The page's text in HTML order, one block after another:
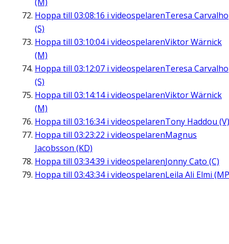
Hoppa till 03:08:16 i videospelarenTeresa Carvalho
(S)
Hoppa till 03:10:04i videospelarenViktor Wärnick
(M)
Hoppa till 03:12:07 i videospelarenTeresa Carvalho
(S)
Hoppa till 03:14:14i videospelarenViktor Wärnick
(M)
Hoppa till 03:16:34i videospelarenTony Haddou (V)
Hoppa till 03:23:22 i videospelarenMagnus
Jacobsson (KD)
Hoppa till 03:34:39 i videospelarenJonny Cato (C)
Hoppa till 03:43:34i videospelarenLeila Ali Elmi